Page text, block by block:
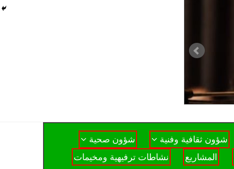
شؤون ثقافية وفنية
شؤون صحية
المشاريع نشاطات ترفيهية ومخيمات